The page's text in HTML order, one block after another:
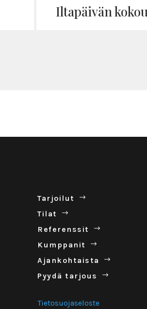
Ilta­päivän
Tar­joilut
Tilat
Refe­renssit
Kump­panit
Ajan­koh­taista
Pyydä tar­jous
Tietosuojaseloste